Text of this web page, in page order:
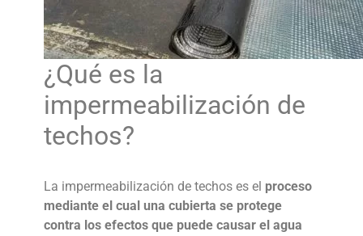
¿Qué es la
impermeabilización de
techos?
La impermeabilización de techos es el proceso
mediante el cual una cubierta se protege
contra los efectos que puede causar el agua